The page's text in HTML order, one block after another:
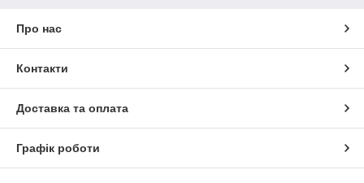
Про нас
Контакти
Доставка та оплата
Графік роботи